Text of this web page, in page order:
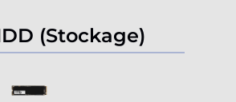
(Stockage)